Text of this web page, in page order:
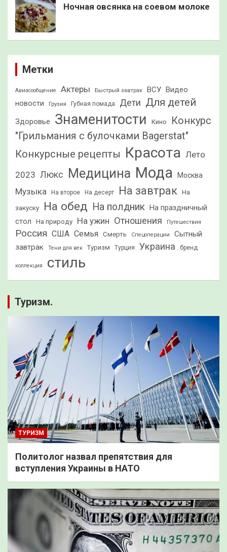
Ночная овсянка на соевом молоке
Метки
Авиасообщение Актеры Быстрый завтрак ВСУ Видео
новости
Грузия Губная помада Дети Для детей
Здоровье Знаменитости Кино
Конкурс
"Грильмания с булочками Bagerstat"
Конкурсные рецепты Красота Лето
2023 Люкс Медицина Мода Москва
Музыка На второе На десерт На завтрак На
закуску На обед На полдник На праздничный
стол
На природу На ужин Отношения Путешествия
Россия США Семья Смерть Спецоперации
Сытный
завтрак
Тени для век Туризм Турция Украина бренд
коллекция стиль
Туризм.
ТУРИЗМ
Политолог назвал препятствия для
вступления Украины в НАТО